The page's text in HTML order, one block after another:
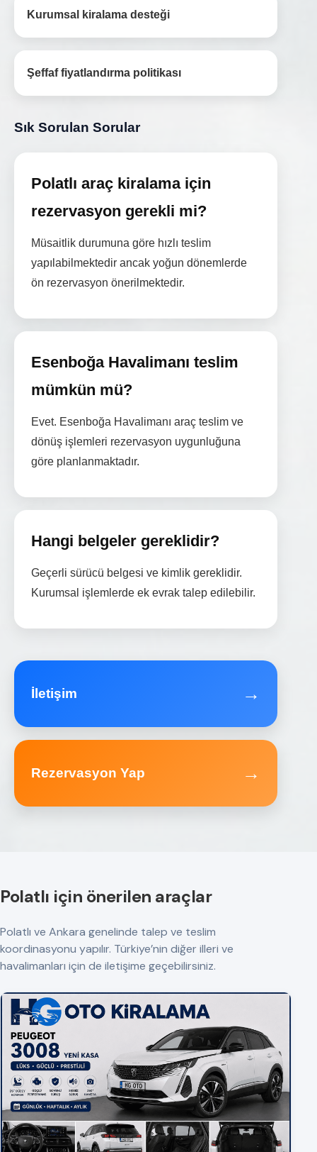
Kurumsal kiralama desteği
Şeffaf fiyatlandırma politikası
Sık Sorulan Sorular
Polatlı araç kiralama için
rezervasyon gerekli mi?
Müsaitlik durumuna göre hızlı teslim
yapılabilmektedir ancak yoğun dönemlerde
ön rezervasyon önerilmektedir.
Esenboğa Havalimanı teslim
mümkün mü?
Evet. Esenboğa Havalimanı araç teslim ve
dönüş işlemleri rezervasyon uygunluğuna
göre planlanmaktadır.
Hangi belgeler gereklidir?
Geçerli sürücü belgesi ve kimlik gereklidir.
Kurumsal işlemlerde ek evrak talep edilebilir.
İletişim →
Rezervasyon Yap →
Polatlı için önerilen araçlar
Polatlı ve Ankara genelinde talep ve teslim
koordinasyonu yapılır. Türkiye’nin diğer illeri ve
havalimanları için de iletişime geçebilirsiniz.